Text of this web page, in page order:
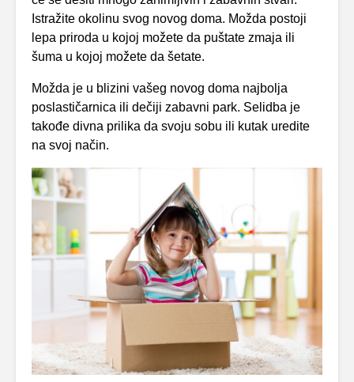
Istražite okolinu svog novog doma. Možda postoji
lepa priroda u kojoj možete da puštate zmaja ili
šuma u ​​kojoj možete da šetate.
Možda je u blizini vašeg novog doma najbolja
poslastičarnica ili dečiji zabavni park. Selidba je
takođe divna prilika da svoju sobu ili kutak uredite
na svoj način.